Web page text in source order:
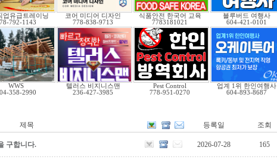
업유급트레이닝
792-1143
코어 미디어 디자인
778-838-9713
식품안전 한국어 교육
7783181021
블루버드 여행사
604-421-0101
WWS
358-2990
텔러스 비지니스맨
236-427-3985
Pest Control
778-951-0270
업계 1위 한인여행사
604-893-8687
제목 등록일 조회
구합니다. 2026-07-28 165